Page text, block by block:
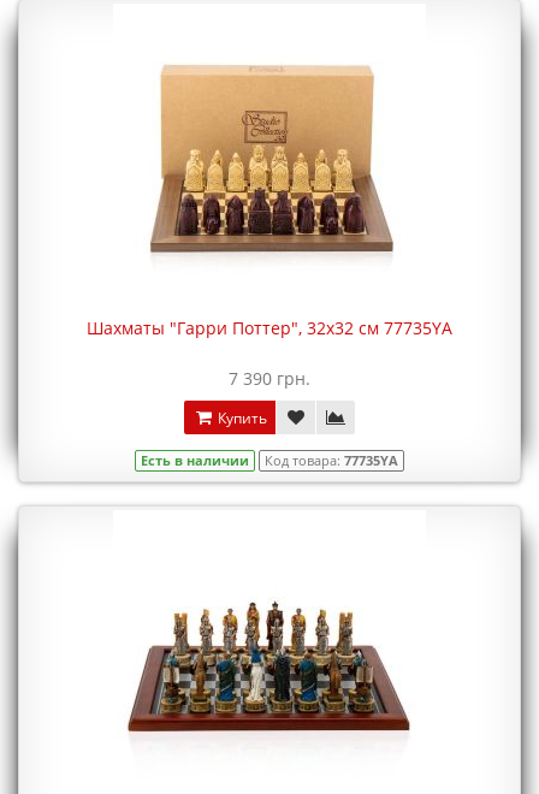
Шахматы "Гарри Поттер", 32х32 см 77735YA
7 390 грн.
Купить
Есть в наличии Код товара: 77735YA